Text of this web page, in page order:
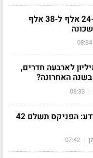
קריית קריניצי: מ-24 אלף ל-38 אלף
08:34
נווה: 2.87 מיליון לארבעה חדרים,
האחרונה?
|
08:33
נהג בשלילה ולא ידע: הפניקס תשלם 42
|
07:42